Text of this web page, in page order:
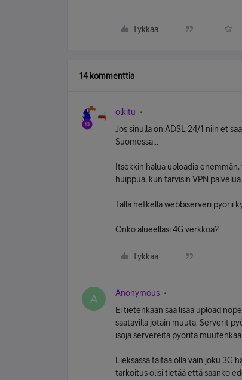
Tykkää
14 kommenttia
olkitu
Jos sinulla on ADSL 24/1 niin et
Suomessa...
Itsekkin halua uploadia
huippua, kun tarvisin VPN
Tällä hetkellä webbiserveri pyörii
Onko alueellasi 4G verkkoa?
Tykkää
A Anonymous
Ei tietenkään saa lisää upload
saatavilla jotain muuta. Serverit
isoja servereitä pyöritä
Lieksassa taitaa olla vain joku
tarkoitus olisi tietää että saanko